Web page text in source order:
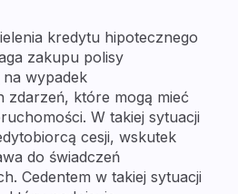
kredytu hipotecznego
zakupu polisy
wypadek
zdarzeń, które mogą mieć
W takiej sytuacji
cesji, wskutek
do świadczeń
Cedentem w takiej sytuacji